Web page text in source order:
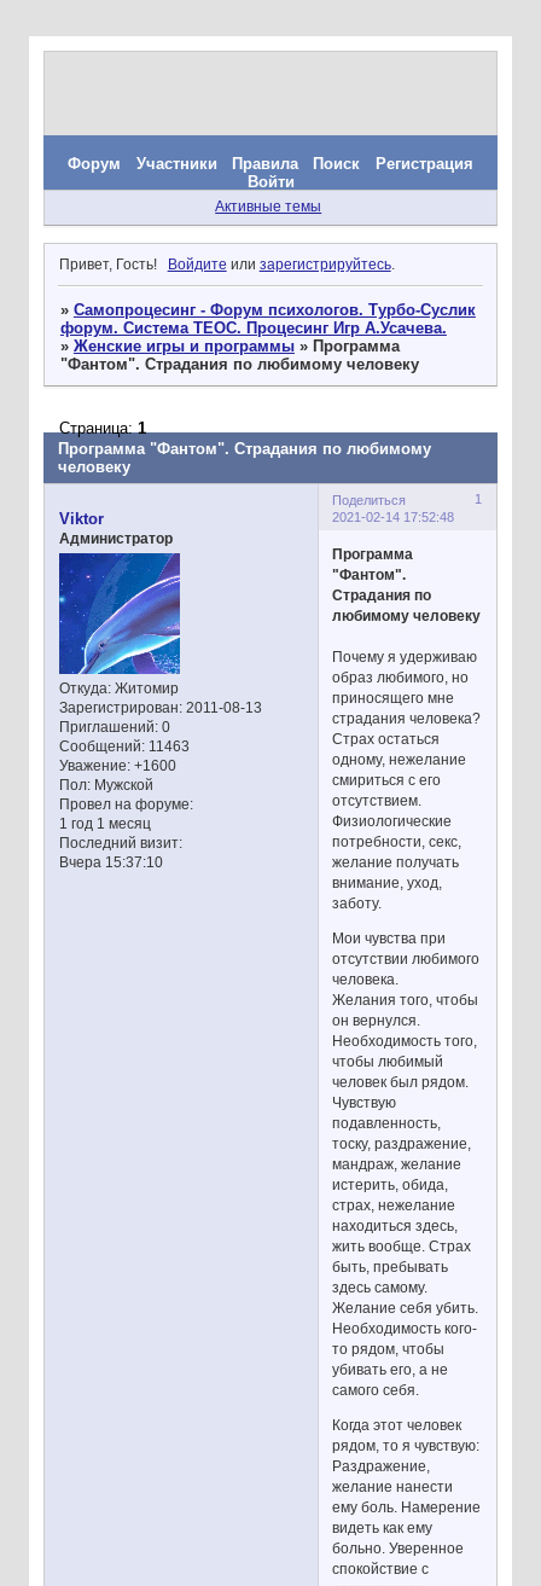
Форум Участники Правила Поиск
Регистрация
Войти
Активные темы
Привет, Гость! Войдите или зарегистрируйтесь.
» Самопроцесинг - Форум психологов. Турбо-Суслик
форум. Система ТЕОС. Процесинг Игр А.Усачева.
» Женские игры и программы » Программа
"Фантом". Страдания по любимому человеку
Программа "Фантом". Страдания по любимому
человеку
Страница:1
Поделиться
1
2021-02-14 17:52:48
Viktor
Администратор
Откуда:Житомир
Зарегистрирован: 2011-08-13
Приглашений:0
Сообщений:11463
Уважение: +1600
Пол:Мужской
Провел на форуме:
1 год 1 месяц
Последний визит:
Вчера 15:37:10
Программа
"Фантом".
Страдания по
любимому человеку
Почему я удерживаю
образ любимого, но
приносящего мне
страдания человека?
Страх остаться
одному, нежелание
смириться с его
отсутствием.
Физиологические
потребности, секс,
желание получать
внимание, уход,
заботу.
Мои чувства при
отсутствии любимого
человека.
Желания того, чтобы
он вернулся.
Необходимость того,
чтобы любимый
человек был рядом.
Чувствую
подавленность,
тоску, раздражение,
мандраж, желание
истерить, обида,
страх, нежелание
находиться здесь,
жить вообще. Страх
быть, пребывать
здесь самому.
Желание себя убить.
Необходимость кого-
то рядом, чтобы
убивать его, а не
самого себя.
Когда этот человек
рядом, то я чувствую:
Раздражение,
желание нанести
ему боль. Намерение
видеть как ему
больно. Уверенное
спокойствие с